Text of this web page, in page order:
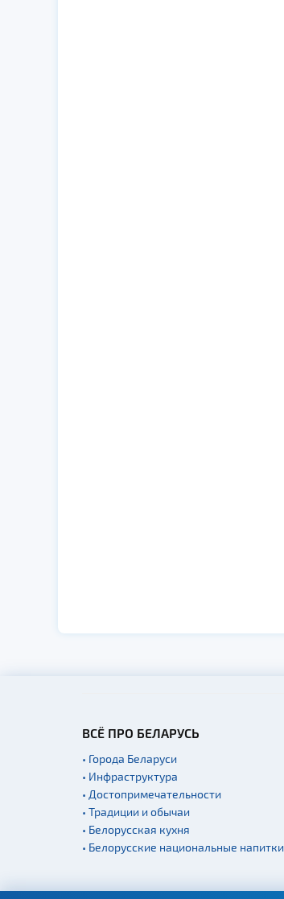
ВСЁ ПРО БЕЛАРУСЬ
• Города Беларуси
• Инфраструктура
• Достопримечательности
• Традиции и обычаи
• Белорусская кухня
• Белорусские национальные напитки